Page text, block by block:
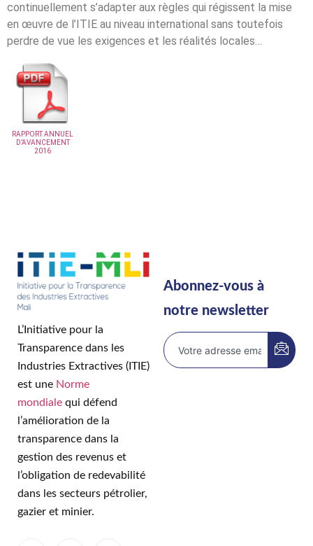
continuellement s’adapter aux règles qui régissent la mise
en œuvre de l’ITIE au niveau international sans toutefois
perdre de vue les exigences et les réalités locales…
RAPPORT ANNUEL
D’AVANCEMENT
2016
L’Initiative pour la
Transparence dans les
Industries Extractives (ITIE)
est une Norme
mondiale qui défend
l’amélioration de la
transparence dans la
gestion des revenus et
l’obligation de redevabilité
dans les secteurs pétrolier,
gazier et minier.
Abonnez-vous à
notre newsletter